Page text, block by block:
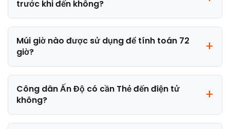
trước khi đến không?
Múi giờ nào được sử dụng để tính toán 72
giờ?
Công dân Ấn Độ có cần Thẻ đến điện tử
không?